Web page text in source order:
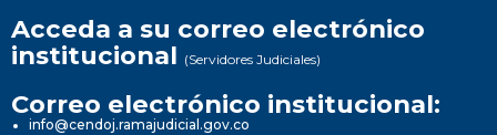
Acceda a su correo electrónico
institucional (Servidores Judiciales)
Correo electrónico institucional:
info@cendoj.ramajudicial.gov.co